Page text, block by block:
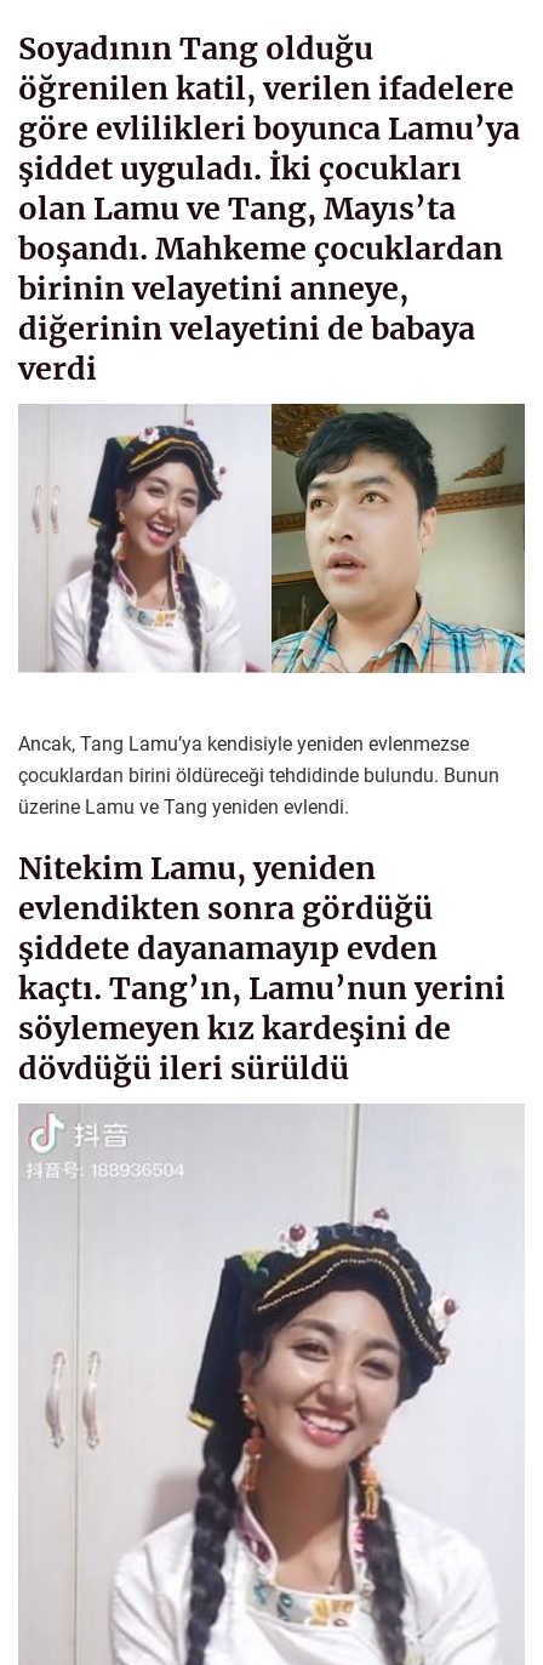
Soyadının Tang olduğu
öğrenilen katil, verilen ifadelere
göre evlilikleri boyunca Lamu’ya
şiddet uyguladı. İki çocukları
olan Lamu ve Tang, Mayıs’ta
boşandı. Mahkeme çocuklardan
birinin velayetini anneye,
diğerinin velayetini de babaya
verdi
Ancak, Tang Lamu’ya kendisiyle yeniden evlenmezse
çocuklardan birini öldüreceği tehdidinde bulundu. Bunun
üzerine Lamu ve Tang yeniden evlendi.
Nitekim Lamu, yeniden
evlendikten sonra gördüğü
şiddete dayanamayıp evden
kaçtı. Tang’ın, Lamu’nun yerini
söylemeyen kız kardeşini de
dövdüğü ileri sürüldü